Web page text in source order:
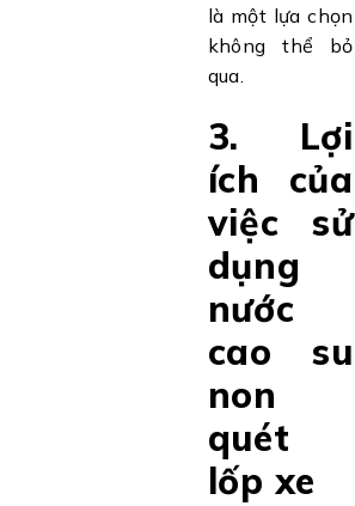
là một lựa chọn
không thể bỏ
qua.
3. Lợi
ích của
việc sử
dụng
nước
cao su
non
quét
lốp xe